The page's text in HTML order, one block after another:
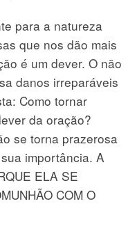
para a natureza
que nos dão mais
é um dever. O não
danos irreparáveis
Como tornar
da oração?
se torna prazerosa
importância. A
ELA SE
COM O